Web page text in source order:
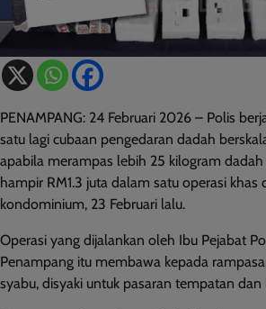
PENAMPANG: 24 Februari 2026 – Polis
satu lagi cubaan pengedaran dadah
apabila merampas lebih 25 kilogram
hampir RM1.3 juta dalam satu operasi khas
kondominium, 23 Februari lalu.
Operasi yang dijalankan oleh Ibu Pejabat
Penampang itu membawa kepada
syabu, disyaki untuk pasaran tempatan dan